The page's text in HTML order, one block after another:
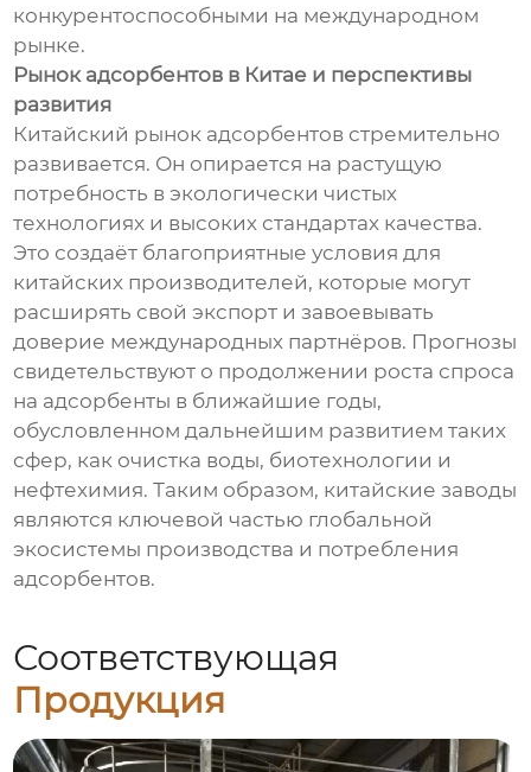
конкурентоспособными на международном
рынке.
Рынок адсорбентов в Китае и перспективы
развития
Китайский рынок адсорбентов стремительно
развивается. Он опирается на растущую
потребность в экологически чистых
технологиях и высоких стандартах качества.
Это создаёт благоприятные условия для
китайских производителей, которые могут
расширять свой экспорт и завоевывать
доверие международных партнёров. Прогнозы
свидетельствуют о продолжении роста спроса
на адсорбенты в ближайшие годы,
обусловленном дальнейшим развитием таких
сфер, как очистка воды, биотехнологии и
нефтехимия. Таким образом, китайские заводы
являются ключевой частью глобальной
экосистемы производства и потребления
адсорбентов.
Соответствующая
Продукция